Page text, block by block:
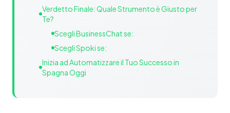
Verdetto Finale: Quale Strumento è Giusto per
Te?
Scegli BusinessChat se:
Scegli Spoki se:
Inizia ad Automatizzare il Tuo Successo in
Spagna Oggi